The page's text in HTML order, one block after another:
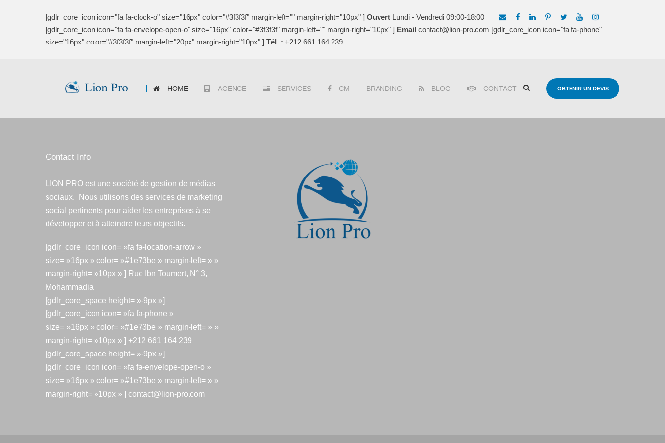
[gdlr_core_icon icon="fa fa-clock-o" size="16px" color="#3f3f3f" margin-left="" margin-right="10px" ] Ouvert Lundi - Vendredi 09:00-18:00
[gdlr_core_icon icon="fa fa-envelope-open-o" size="16px" color="#3f3f3f" margin-left="" margin-right="10px" ] Email contact@lion-pro.com [gdlr_core_icon icon="fa fa-phone"
size="16px" color="#3f3f3f" margin-left="20px" margin-right="10px" ] Tél. : +212 661 164 239
HOME AGENCE SERVICES CM BRANDING BLOG CONTACT OBTENIR UN DEVIS
Contact Info
LION PRO est une société de gestion de médias
sociaux. Nous utilisons des services de marketing
social pertinents pour aider les entreprises à se
développer et à atteindre leurs objectifs.
[gdlr_core_icon icon= »fa fa-location-arrow »
size= »16px » color= »#1e73be » margin-left= » »
margin-right= »10px » ] Rue Ibn Toumert, N° 3,
Mohammadia
[gdlr_core_space height= »-9px »]
[gdlr_core_icon icon= »fa fa-phone »
size= »16px » color= »#1e73be » margin-left= » »
margin-right= »10px » ] +212 661 164 239
[gdlr_core_space height= »-9px »]
[gdlr_core_icon icon= »fa fa-envelope-open-o »
size= »16px » color= »#1e73be » margin-left= » »
margin-right= »10px » ] contact@lion-pro.com